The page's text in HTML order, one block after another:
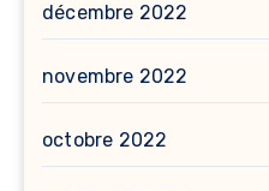
décembre 2022
novembre 2022
octobre 2022